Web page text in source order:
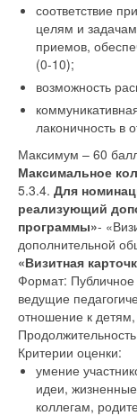
соответствие
целям и
приемов,
(0-10);
возможность
лаконичность в
Максимум – 60
Максимальное
5.3.4. Для
реализующий
программы»-
дополнительной
«Визитная
Формат:
ведущие
отношение к
Критерии оценки:
умение
идеи,
коллегам,